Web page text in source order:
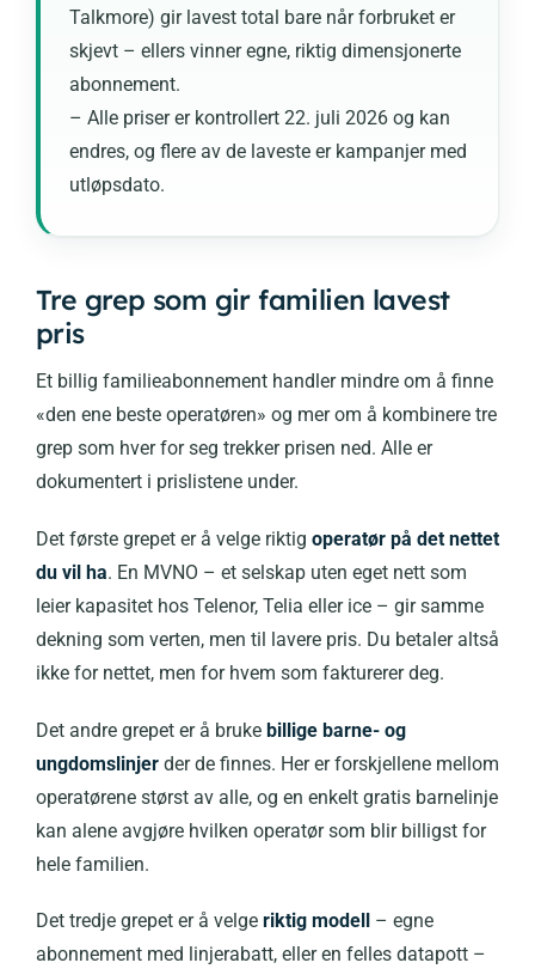
Talkmore) gir lavest total bare når forbruket er
skjevt – ellers vinner egne, riktig dimensjonerte
abonnement.
– Alle priser er kontrollert 22. juli 2026 og kan
endres, og flere av de laveste er kampanjer med
utløpsdato.
Tre grep som gir familien lavest
pris
Et billig familieabonnement handler mindre om å finne
«den ene beste operatøren» og mer om å kombinere tre
grep som hver for seg trekker prisen ned. Alle er
dokumentert i prislistene under.
Det første grepet er å velge riktig operatør på det nettet
du vil ha. En MVNO – et selskap uten eget nett som
leier kapasitet hos Telenor, Telia eller ice – gir samme
dekning som verten, men til lavere pris. Du betaler altså
ikke for nettet, men for hvem som fakturerer deg.
Det andre grepet er å bruke billige barne- og
ungdomslinjer der de finnes. Her er forskjellene mellom
operatørene størst av alle, og en enkelt gratis barnelinje
kan alene avgjøre hvilken operatør som blir billigst for
hele familien.
Det tredje grepet er å velge riktig modell – egne
abonnement med linjerabatt, eller en felles datapott –